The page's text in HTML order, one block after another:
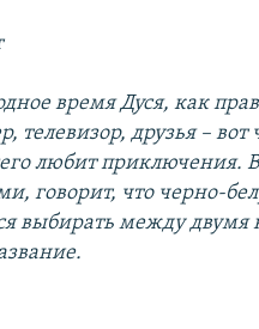
время Дуся, как
телевизор, друзья –
любит
говорит, что черно-
выбирать между двумя